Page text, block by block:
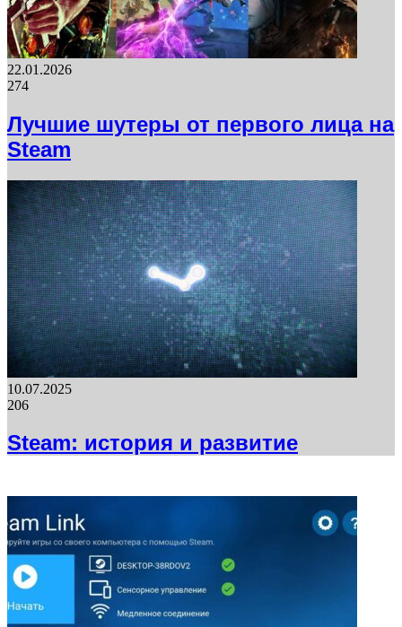
22.01.2026
274
Лучшие шутеры от первого лица на
Steam
10.07.2025
206
Steam: история и развитие